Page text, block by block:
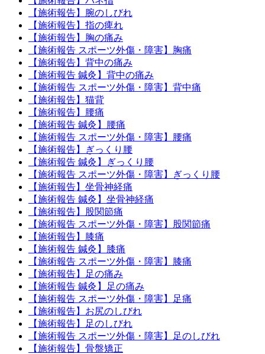
【施術報告】腕のしびれ
【施術報告】指の痺れ
【施術報告】胸の痛み
【施術報告 スポーツ外傷・障害】胸痛
【施術報告】背中の痛み
【施術報告 鍼灸】背中の痛み
【施術報告 スポーツ外傷・障害】背中痛
【施術報告】猫背
【施術報告】腰痛
【施術報告 鍼灸】腰痛
【施術報告 スポーツ外傷・障害】腰痛
【施術報告】ぎっくり腰
【施術報告 鍼灸】ぎっくり腰
【施術報告 スポーツ外傷・障害】ぎっくり腰
【施術報告】坐骨神経痛
【施術報告 鍼灸】坐骨神経痛
【施術報告】股関節痛
【施術報告 スポーツ外傷・障害】股関節痛
【施術報告】膝痛
【施術報告 鍼灸】膝痛
【施術報告 スポーツ外傷・障害】膝痛
【施術報告】足の痛み
【施術報告 鍼灸】足の痛み
【施術報告 スポーツ外傷・障害】足痛
【施術報告】お尻のしびれ
【施術報告】足のしびれ
【施術報告 スポーツ外傷・障害】足のしびれ
【施術報告】骨盤矯正